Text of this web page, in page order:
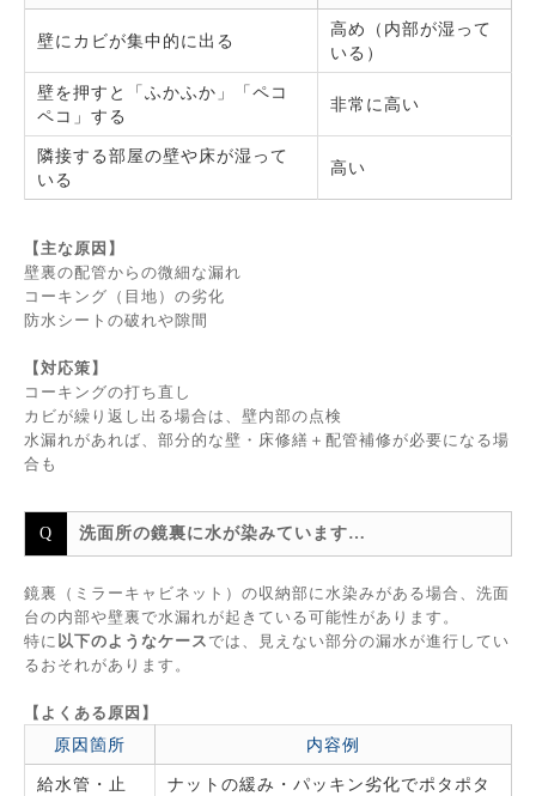
壁にカビが集中的に出る
高め（内部が湿って
いる）
壁を押すと「ふかふか」「ペコ
ペコ」する
非常に高い
隣接する部屋の壁や床が湿って
いる
高い
【主な原因】
壁裏の配管からの微細な漏れ
コーキング（目地）の劣化
防水シートの破れや隙間
【対応策】
コーキングの打ち直し
カビが繰り返し出る場合は、壁内部の点検
水漏れがあれば、部分的な壁・床修繕＋配管補修が必要になる場
合も
洗面所の鏡裏に水が染みています…
鏡裏（ミラーキャビネット）の収納部に水染みがある場合、洗面
台の内部や壁裏で水漏れが起きている可能性があります。
特に 以下のようなケースでは、見えない部分の漏水が進行してい
るおそれがあります。
【よくある原因】
原因箇所
内容例
給水管・止
ナットの緩み・パッキン劣化でポタポタ